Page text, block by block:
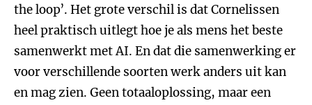
the loop’. Het grote verschil is dat Cornelissen
heel praktisch uitlegt hoe je als mens het beste
samenwerkt met AI. En dat die samenwerking er
voor verschillende soorten werk anders uit kan
en mag zien. Geen totaaloplossing, maar een